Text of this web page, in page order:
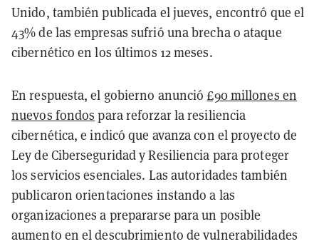
Unido, también publicada el jueves, encontró que el
43% de las empresas sufrió una brecha o ataque
cibernético en los últimos 12 meses.
En respuesta, el gobierno anunció £90 millones en
nuevos fondos para reforzar la resiliencia
cibernética, e indicó que avanza con el proyecto de
Ley de Ciberseguridad y Resiliencia para proteger
los servicios esenciales. Las autoridades también
publicaron orientaciones instando a las
organizaciones a prepararse para un posible
aumento en el descubrimiento de vulnerabilidades